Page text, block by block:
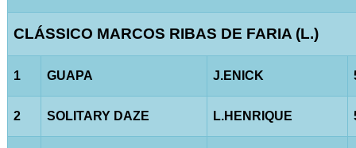
CLÁSSICO MARCOS RIBAS DE FARIA (L.)
1 GUAPA J.ENICK
2 SOLITARY DAZE L.HENRIQUE